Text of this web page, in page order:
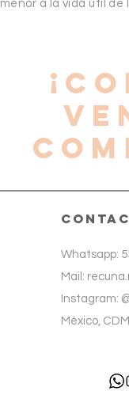
menor a la vida útil de
Whatsapp:
Mail:
Instagram:
México,